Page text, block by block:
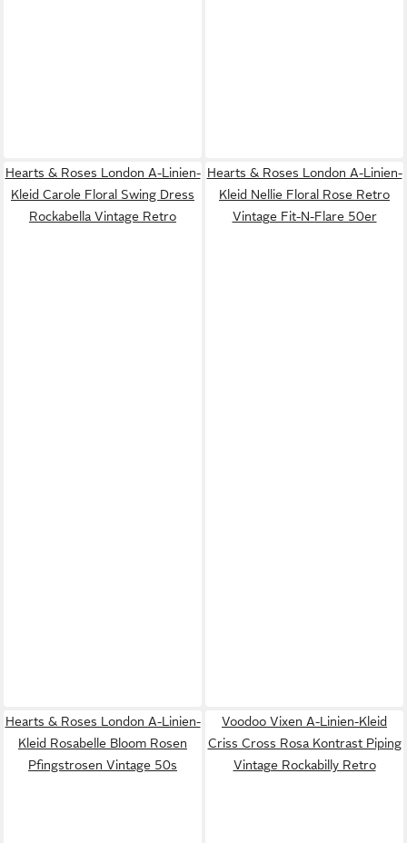
Hearts & Roses London A-Linien-
Kleid Carole Floral Swing Dress
Rockabella Vintage Retro
Hearts & Roses London A-Linien-
Kleid Nellie Floral Rose Retro
Vintage Fit-N-Flare 50er
Hearts & Roses London A-Linien-
Kleid Rosabelle Bloom Rosen
Pfingstrosen Vintage 50s
Voodoo Vixen A-Linien-Kleid
Criss Cross Rosa Kontrast Piping
Vintage Rockabilly Retro